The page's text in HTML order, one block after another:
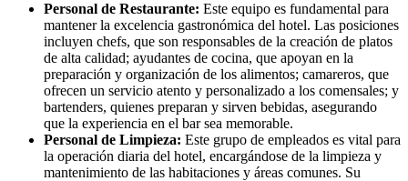
Personal de Restaurante: Este equipo es fundamental para
mantener la excelencia gastronómica del hotel. Las posiciones
incluyen chefs, que son responsables de la creación de platos
de alta calidad; ayudantes de cocina, que apoyan en la
preparación y organización de los alimentos; camareros, que
ofrecen un servicio atento y personalizado a los comensales; y
bartenders, quienes preparan y sirven bebidas, asegurando
que la experiencia en el bar sea memorable.
Personal de Limpieza: Este grupo de empleados es vital para
la operación diaria del hotel, encargándose de la limpieza y
mantenimiento de las habitaciones y áreas comunes. Su